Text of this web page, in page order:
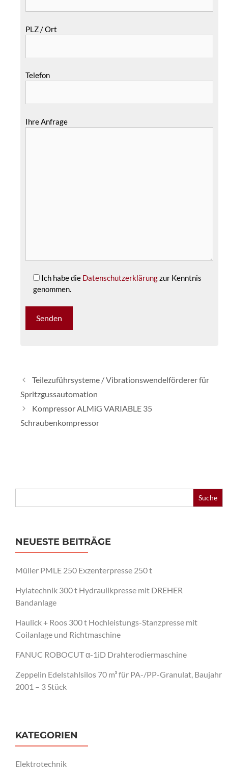
PLZ / Ort
Telefon
Ihre Anfrage
Ich habe die Datenschutzerklärungzur Kenntnis
genommen.
Teilezuführsysteme / Vibrationswendelförderer für
Spritzgussautomation
Kompressor ALMiG VARIABLE 35
Schraubenkompressor
Search
NEUESTE BEITRÄGE
Müller PMLE 250 Exzenterpresse 250 t
Hylatechnik 300 t Hydraulikpresse mit DREHER
Bandanlage
Haulick + Roos 300 t Hochleistungs-Stanzpresse mit
Coilanlage und Richtmaschine
FANUC ROBOCUT α-1iD Drahterodiermaschine
Zeppelin Edelstahlsilos 70 m³ für PA-/PP-Granulat, Baujahr
2001 – 3 Stück
KATEGORIEN
Elektrotechnik